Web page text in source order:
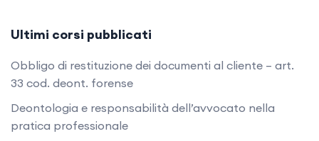
Ultimi corsi pubblicati
Obbligo di restituzione dei documenti al cliente – art.
33 cod. deont. forense
Deontologia e responsabilità dell’avvocato nella
pratica professionale